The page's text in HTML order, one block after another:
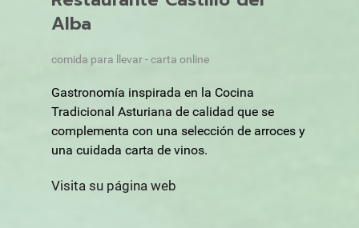
Alba
comida para llevar - carta online
Gastronomía inspirada en la Cocina
Tradicional Asturiana de calidad que se
complementa con una selección de arroces y
una cuidada carta de vinos.
Visita su página web